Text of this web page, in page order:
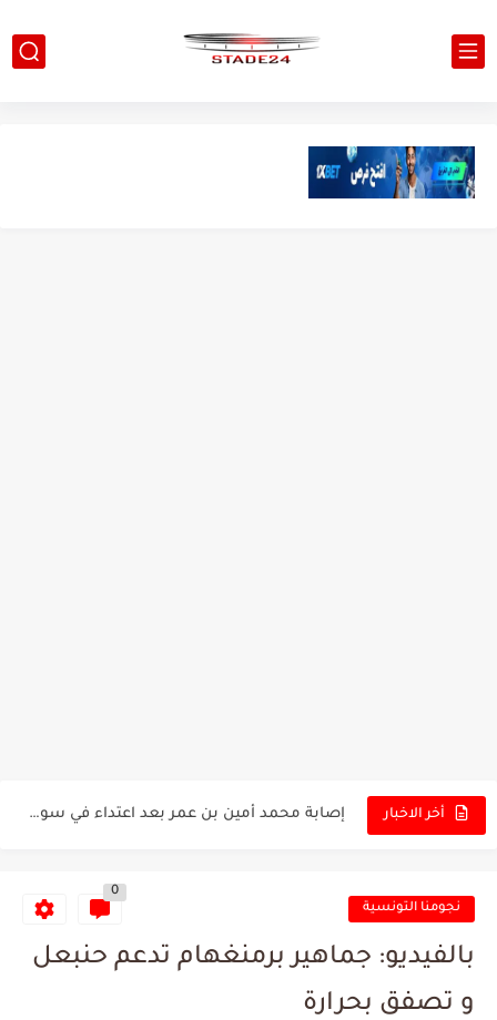
أخر الاخبار إصابة محمد أمين بن عمر بعد اعتداء في سوسة والأمن...
نجومنا التونسية
0
بالفيديو: جماهير برمنغهام تدعم حنبعل
و تصفق بحرارة